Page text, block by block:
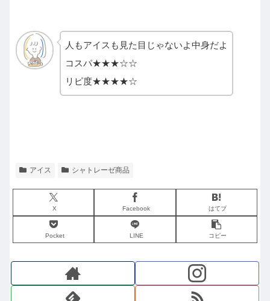
人もアイスも見た目じゃないよ中身だよ
コスパ★★★☆☆
リピ度★★★★☆
アイス シャトレーゼ商品
X Facebook はてブ
Pocket LINE コピー